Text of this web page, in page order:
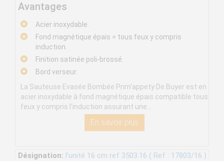
Avantages
Acier inoxydable.
Fond magnétique épais = tous feux y compris
induction.
Finition satinée poli-brossé.
Bord verseur.
La Sauteuse Evasée Bombée Prim'appety De Buyer est en
acier inoxydable à fond magnétique épais compatible tous
feux y compris l'induction assurant une...
En savoir plus
Désignation: l'unité 16 cm ref 3503.16 ( Ref : 17803/16 )